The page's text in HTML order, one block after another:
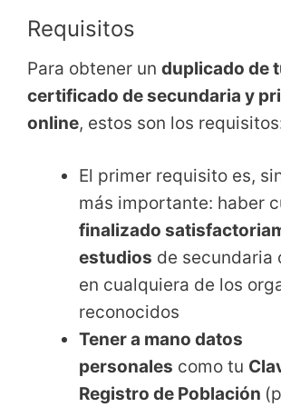
Requisitos
Para obtener un duplicado de
certificado de secundaria y
online, estos son los
El primer requisito es,
más importante: haber
finalizado
estudios de secundaria
en cualquiera de los
reconocidos
Tener a mano datos
personales como tu
Registro de Población